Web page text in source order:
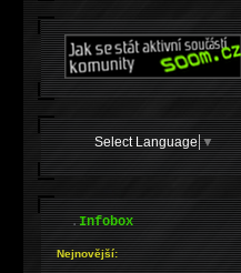
Select Language ▼
.Infobox
Nejnovější: